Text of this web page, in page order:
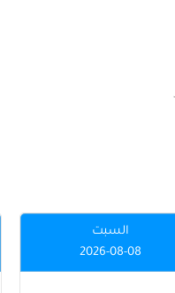
السبت
2026-08-08